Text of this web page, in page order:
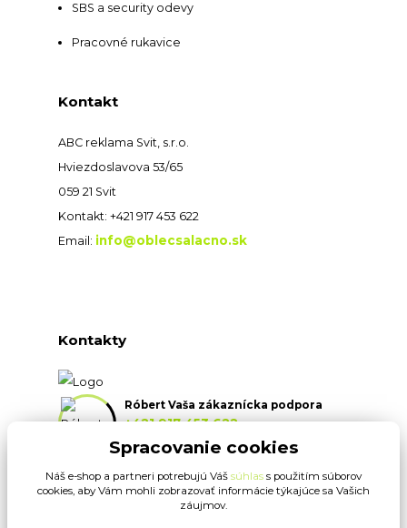
SBS a security odevy
Pracovné rukavice
Kontakt
ABC reklama Svit, s.r.o.
Hviezdoslavova 53/65
059 21 Svit
Kontakt: +421 917 453 622
Email: info@oblecsalacno.sk
Kontakty
Róbert Vaša zákaznícka podpora
+421 917 453 622
(Po-Pia, 8:30-16:30 hod.)
info@oblecsalacno.sk
Spracovanie cookies
Náš e-shop a partneri potrebujú Váš súhlas s použitím súborov
cookies, aby Vám mohli zobrazovať informácie týkajúce sa Vašich
záujmov.